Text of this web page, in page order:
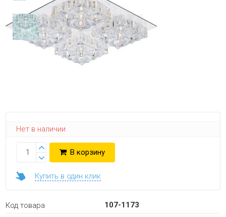
Мебель
Нет в наличии
В корзину
Купить в один клик
Код товара
107-1173